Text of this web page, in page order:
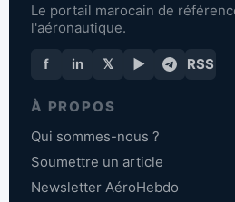
Le portail marocain de
l'aéronautique.
f in 𝕏 ▶ RSS
À PROPOS
Qui sommes-nous ?
Soumettre un article
Newsletter AéroHebdo